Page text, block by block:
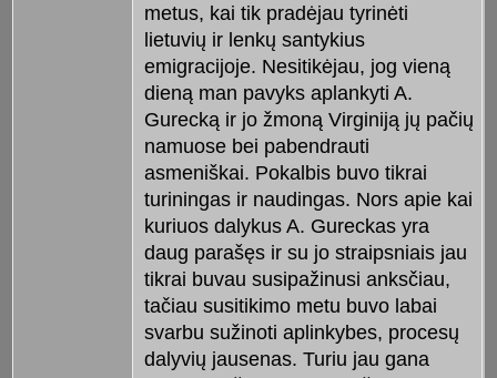
metus, kai tik pradėjau tyrinėti
lietuvių ir lenkų santykius
emigracijoje. Nesitikėjau, jog vieną
dieną man pavyks aplankyti A.
Gurecką ir jo žmoną Virginiją jų pačių
namuose bei pabendrauti
asmeniškai. Pokalbis buvo tikrai
turiningas ir naudingas. Nors apie kai
kuriuos dalykus A. Gureckas yra
daug parašęs ir su jo straipsniais jau
tikrai buvau susipažinusi anksčiau,
tačiau susitikimo metu buvo labai
svarbu sužinoti aplinkybes, procesų
dalyvių jausenas. Turiu jau gana